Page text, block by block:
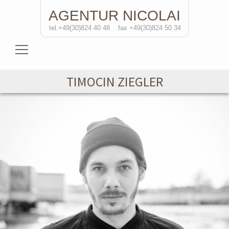
AGENTUR NICOLAI
tel.+49(30)824 40 48 fax +49(30)824 50 34
Schauspielerinnen
Regisseure
Soloprojekte
Kontakt
TIMOCIN ZIEGLER